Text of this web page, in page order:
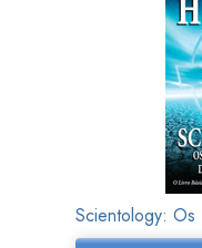
Scientology: Os